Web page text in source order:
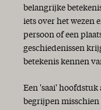
belangrijke
iets over het wezen
persoon of een
geschiedenissen
betekenis kennen
Een 'saai' hoofdstuk
begrijpen misschien